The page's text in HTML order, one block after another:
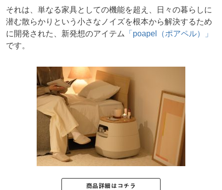
それは、単なる家具としての機能を超え、日々の暮らしに
潜む散らかりという小さなノイズを根本から解決するため
に開発された、新発想のアイテム
「poapel（ポアペル）」
です。
商品詳細はコチラ